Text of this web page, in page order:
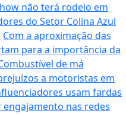
não terá rodeio em
do Setor Colina Azul
Com a aproximação das
para a importância da
de má
a motoristas em
usam fardas
nas redes